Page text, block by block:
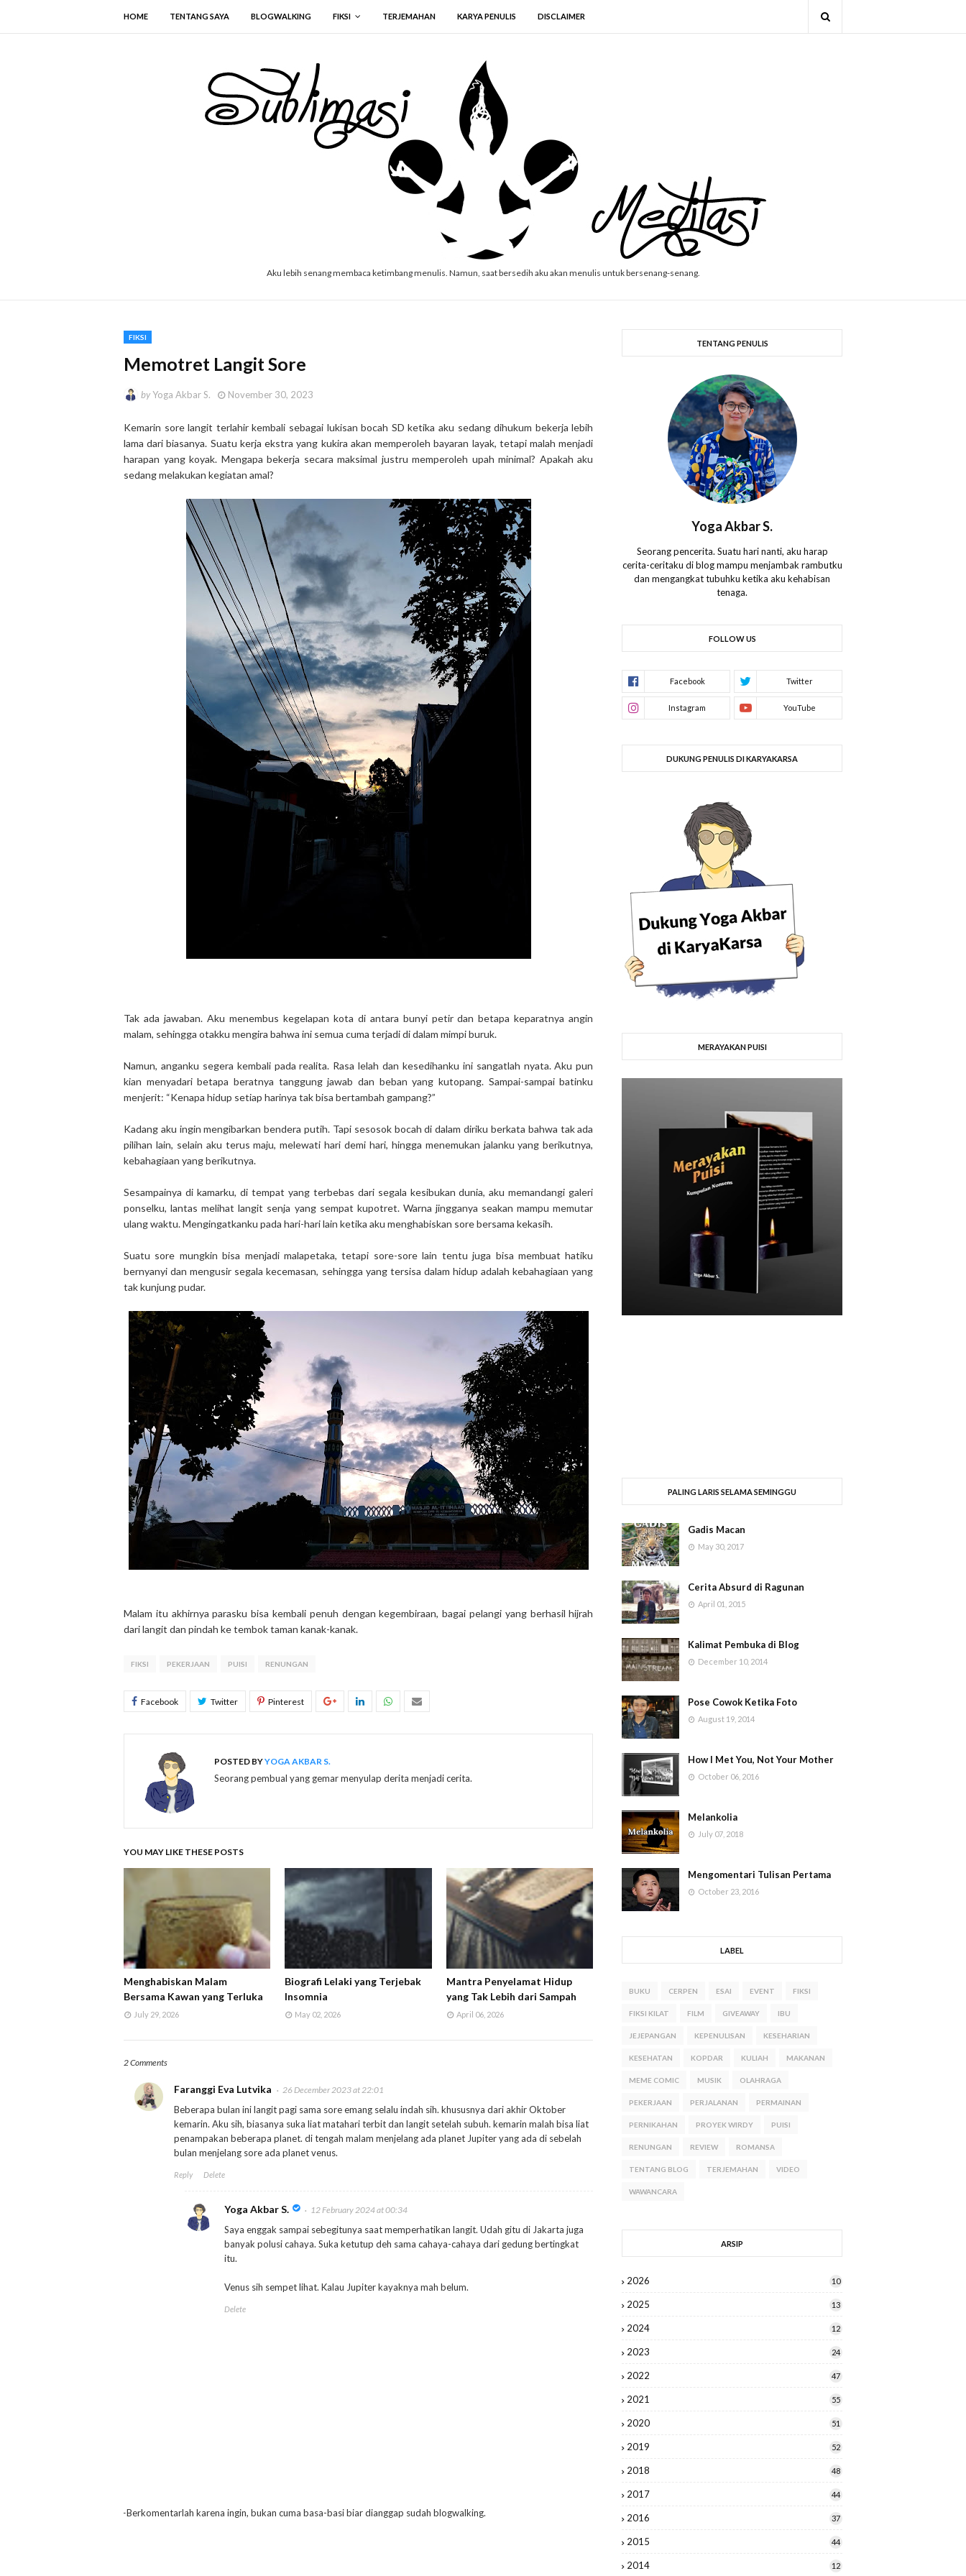
HOME TENTANG SAYA BLOGWALKING FIKSI TERJEMAHAN KARYA PENULIS DISCLAIMER
Aku lebih senang membaca ketimbang menulis. Namun, saat bersedih aku akan menulis untuk bersenang-senang.
FIKSI
Memotret Langit Sore
byYoga Akbar S. November 30, 2023
Kemarin sore langit terlahir kembali sebagai lukisan bocah SD ketika aku sedang dihukum bekerja lebih
lama dari biasanya. Suatu kerja ekstra yang kukira akan memperoleh bayaran layak, tetapi malah menjadi
harapan yang koyak. Mengapa bekerja secara maksimal justru memperoleh upah minimal? Apakah aku
sedang melakukan kegiatan amal?
Tak ada jawaban. Aku menembus kegelapan kota di antara bunyi petir dan betapa keparatnya angin
malam, sehingga otakku mengira bahwa ini semua cuma terjadi di dalam mimpi buruk.
Namun, anganku segera kembali pada realita. Rasa lelah dan kesedihanku ini sangatlah nyata. Aku pun
kian menyadari betapa beratnya tanggung jawab dan beban yang kutopang. Sampai-sampai batinku
menjerit: “Kenapa hidup setiap harinya tak bisa bertambah gampang?”
Kadang aku ingin mengibarkan bendera putih. Tapi sesosok bocah di dalam diriku berkata bahwa tak ada
pilihan lain, selain aku terus maju, melewati hari demi hari, hingga menemukan jalanku yang berikutnya,
kebahagiaan yang berikutnya.
Sesampainya di kamarku, di tempat yang terbebas dari segala kesibukan dunia, aku memandangi galeri
ponselku, lantas melihat langit senja yang sempat kupotret. Warna jingganya seakan mampu memutar
ulang waktu. Mengingatkanku pada hari-hari lain ketika aku menghabiskan sore bersama kekasih.
Suatu sore mungkin bisa menjadi malapetaka, tetapi sore-sore lain tentu juga bisa membuat hatiku
bernyanyi dan mengusir segala kecemasan, sehingga yang tersisa dalam hidup adalah kebahagiaan yang
tak kunjung pudar.
Malam itu akhirnya parasku bisa kembali penuh dengan kegembiraan, bagai pelangi yang berhasil hijrah
dari langit dan pindah ke tembok taman kanak-kanak.
FIKSI PEKERJAAN PUISI RENUNGAN
POSTED BYYOGA AKBAR S.
Seorang pembual yang gemar menyulap derita menjadi cerita.
YOU MAY LIKE THESE POSTS
Menghabiskan Malam
Bersama Kawan yang Terluka
July 29, 2026
Biografi Lelaki yang Terjebak
Insomnia
May 02, 2026
Mantra Penyelamat Hidup
yang Tak Lebih dari Sampah
April 06, 2026
2 Comments
Faranggi Eva Lutvika 26 December 2023 at 22:01
Beberapa bulan ini langit pagi sama sore emang selalu indah sih. khususnya dari akhir Oktober
kemarin. Aku sih, biasanya suka liat matahari terbit dan langit setelah subuh. kemarin malah bisa liat
penampakan beberapa planet. di tengah malam menjelang ada planet Jupiter yang ada di sebelah
bulan menjelang sore ada planet venus.
Reply Delete
Yoga Akbar S. 12 February 2024 at 00:34
Saya enggak sampai sebegitunya saat memperhatikan langit. Udah gitu di Jakarta juga
banyak polusi cahaya. Suka ketutup deh sama cahaya-cahaya dari gedung bertingkat
itu.
Venus sih sempet lihat. Kalau Jupiter kayaknya mah belum.
Delete
—Berkomentarlah karena ingin, bukan cuma basa-basi biar dianggap sudah blogwalking.
TENTANG PENULIS
Yoga Akbar S.
Seorang pencerita. Suatu hari nanti, aku harap
cerita-ceritaku di blog mampu menjambak rambutku
dan mengangkat tubuhku ketika aku kehabisan
tenaga.
FOLLOW US
DUKUNG PENULIS DI KARYAKARSA
MERAYAKAN PUISI
PALING LARIS SELAMA SEMINGGU
Gadis Macan
May 30, 2017
Cerita Absurd di Ragunan
April 01, 2015
Kalimat Pembuka di Blog
December 10, 2014
Pose Cowok Ketika Foto
August 19, 2014
How I Met You, Not Your Mother
October 06, 2016
Melankolia
July 07, 2018
Mengomentari Tulisan Pertama
October 23, 2016
LABEL
BUKU CERPEN ESAI EVENT FIKSI
FIKSI KILAT FILM GIVEAWAY IBU
JEJEPANGAN KEPENULISAN KESEHARIAN
KESEHATAN KOPDAR KULIAH MAKANAN
MEME COMIC MUSIK OLAHRAGA
PEKERJAAN PERJALANAN PERMAINAN
PERNIKAHAN PROYEK WIRDY PUISI
RENUNGAN REVIEW ROMANSA
TENTANG BLOG TERJEMAHAN VIDEO
WAWANCARA
ARSIP
2026 10
2025 13
2024 12
2023 24
2022 47
2021 55
2020 51
2019 52
2018 48
2017 44
2016 37
2015 44
2014 12